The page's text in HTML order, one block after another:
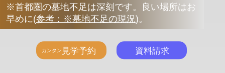
※首都圏の墓地不足は深刻です。良い場所はお
早めに(参考：※墓地不足の現況)。